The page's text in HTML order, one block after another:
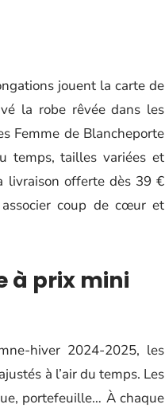
jouent la carte de
la robe rêvée dans les
Femme de Blancheporte
temps, tailles variées et
livraison offerte dès 39 €
coup de cœur et
à prix mini
hiver 2024-2025, les
à l’air du temps. Les
portefeuille… À chaque